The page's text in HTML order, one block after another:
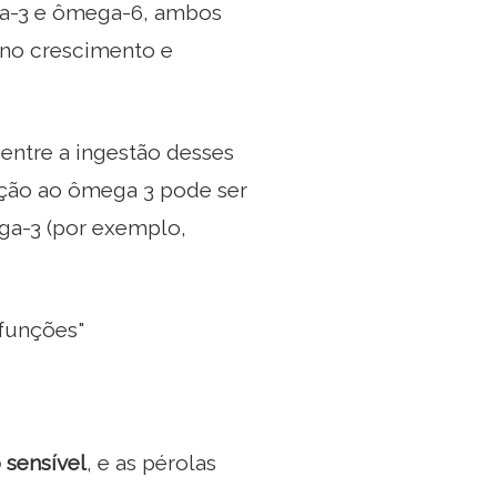
3 e ômega-6, ambos
crescimento e
a ingestão desses
ao ômega 3 pode ser
3 (por exemplo,
, e as pérolas